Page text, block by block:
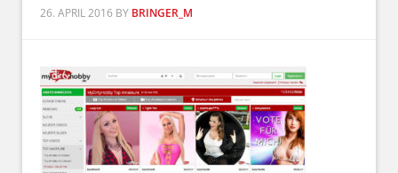
26. APRIL 2016 BY BRINGER_M